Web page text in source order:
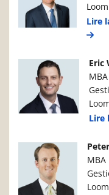
Lire
Photo du
Eric
MBA
Lire
Photo du
MBA